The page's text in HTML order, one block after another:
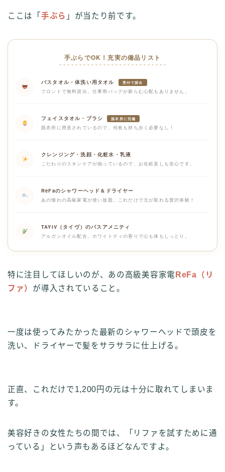
ここは「 手ぶら 」が当たり前です。
手ぶらでOK！充実の備品リスト
バスタオル・体洗い用タオル 受付で貸出
フロントで無料貸出。仕事用バッグが膨らむ心配もありません。
フェイスタオル・ブラシ 脱衣所に完備
脱衣所に用意されているので、何枚も持ち歩く必要なし！
クレンジング・洗顔・化粧水・乳液
こだわりのスキンケアが揃っているので、お化粧直しも安心です。
ReFaのシャワーヘッド＆ドライヤー
あの憧れの高級家電が使い放題。これだけで元が取れる贅沢体験！
TAYIV（タイヴ）のバスアメニティ
アルガンオイル配合。ホワイトティの香りで心も体もしっとり。
特に注目してほしいのが、あの高級美容家電 ReFa（リ
ファ） が導入されていること。
一度は使ってみたかった最新のシャワーヘッドで頭皮を
洗い、ドライヤーで髪をサラサラに仕上げる。
正直、これだけで1,200円の元は十分に取れてしまいま
す。
美容好きの女性たちの間では、「リファを試すために通
っている」という声もあるほどなんですよ。